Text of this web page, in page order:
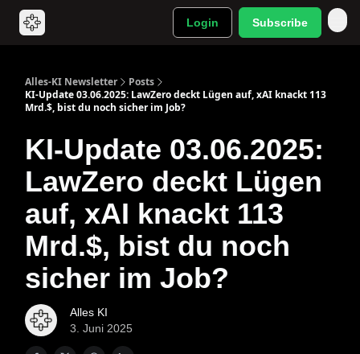
Login Subscribe
Alles-KI Newsletter
Posts
KI-Update 03.06.2025: LawZero deckt Lügen auf, xAI knackt 113
Mrd.$, bist du noch sicher im Job?
KI-Update 03.06.2025:
LawZero deckt Lügen
auf, xAI knackt 113
Mrd.$, bist du noch
sicher im Job?
Alles KI
3. Juni 2025